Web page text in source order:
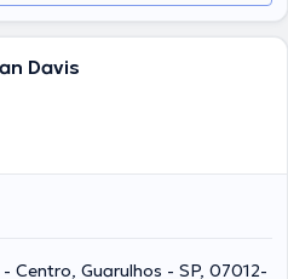
Davis
Centro, Guarulhos - SP, 07012-